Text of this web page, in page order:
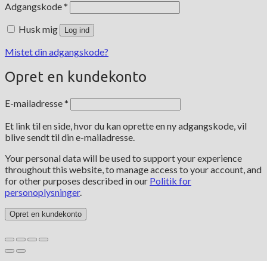
Adgangskode* Påkrævet
Husk mig Log ind
Mistet din adgangskode?
Opret en kundekonto
E-mailadresse*
Et link til en side, hvor du kan oprette en ny adgangskode, vil
blive sendt til din e-mailadresse.
Your personal data will be used to support your experience
throughout this website, to manage access to your account, and
for other purposes described in our Politik for
personoplysninger.
Opret en kundekonto